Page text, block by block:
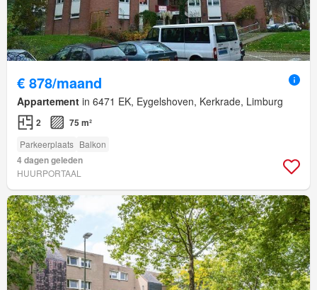
€ 878/maand
Appartement in 6471 EK, Eygelshoven, Kerkrade, Limburg
2 75 m²
Parkeerplaats Balkon
4 dagen geleden
HUURPORTAAL